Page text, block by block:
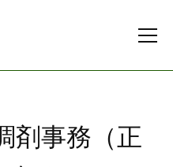
事務（正